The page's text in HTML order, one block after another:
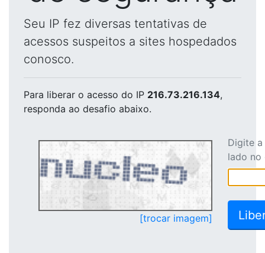
Seu IP fez diversas tentativas de
acessos suspeitos a sites hospedados
conosco.
Para liberar o acesso do IP 216.73.216.134,
responda ao desafio abaixo.
[trocar imagem]
Digite
lado no